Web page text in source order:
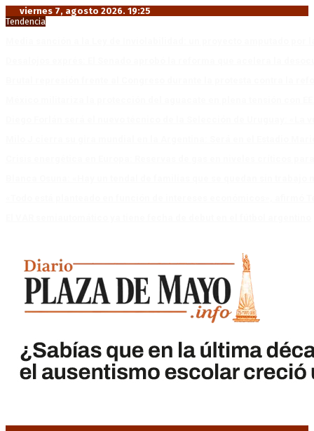
viernes 7, agosto 2026. 19:25
Tendencia